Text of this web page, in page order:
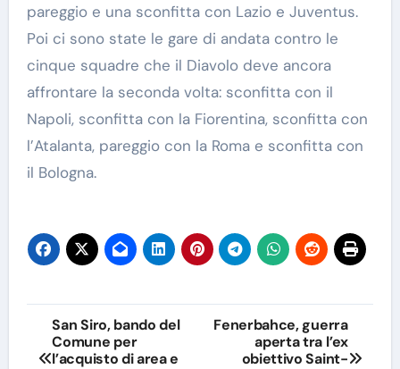
pareggio e una sconfitta con Lazio e Juventus.
Poi ci sono state le gare di andata contro le
cinque squadre che il Diavolo deve ancora
affrontare la seconda volta: sconfitta con il
Napoli, sconfitta con la Fiorentina, sconfitta con
l’Atalanta, pareggio con la Roma e sconfitta con
il Bologna.
Navigazione
articoli
San Siro, bando del
Comune per
l’acquisto di area e
Fenerbahce, guerra
aperta tra l’ex
obiettivo Saint-